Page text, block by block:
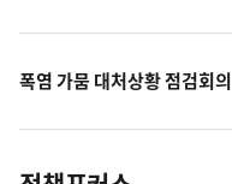
폭염 가뭄 대처상황 점검회의